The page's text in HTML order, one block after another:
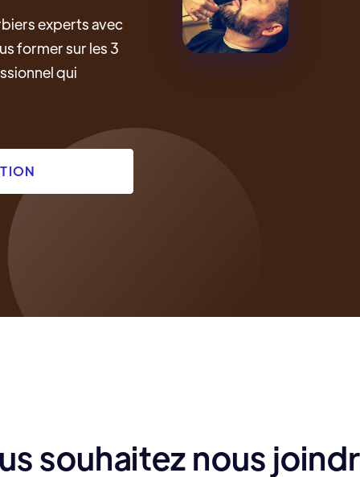
experts avec
former sur les 3
qui
souhaitez nous